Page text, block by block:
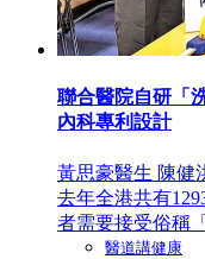
聯合醫院自研「
內科專利設計
黃思豪醫生 陳健
去年全港共有
者需要接受俗稱
醫道講健康